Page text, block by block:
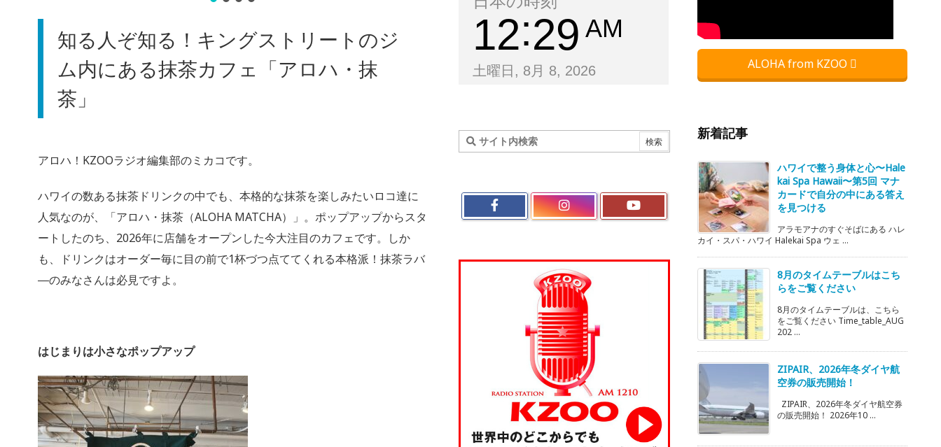
知る人ぞ知る！キングストリートのジ
ム内にある抹茶カフェ「アロハ・抹
茶」
アロハ！KZOOラジオ編集部のミカコです。
ハワイの数ある抹茶ドリンクの中でも、本格的な抹茶を楽しみたいロコ達に
人気なのが、「アロハ・抹茶（ALOHA MATCHA）」。ポップアップからスタ
ートしたのち、2026年に店舗をオープンした今大注目のカフェです。しか
も、ドリンクはオーダー毎に目の前で1杯づつ点ててくれる本格派！抹茶ラバ
―のみなさんは必見ですよ。
はじまりは小さなポップアップ
12 29 AM
土曜日, 8月 8, 2026 ALOHA from KZOO
新着記事
ハワイで整う身体と心〜Hale
kai Spa Hawaii〜第5回 マナ
カードで自分の中にある答え
を見つける
アラモアナのすぐそばにある ハレ
カイ・スパ・ハワイ Halekai Spa ウェ ...
8月のタイムテーブルはこち
らをご覧ください
8月のタイムテーブルは、こちら
をご覧ください Time_table_AUG
202 ...
ZIPAIR、2026年冬ダイヤ航
空券の販売開始！
ZIPAIR、2026年冬ダイヤ航空券
の販売開始！ 2026年10 ...